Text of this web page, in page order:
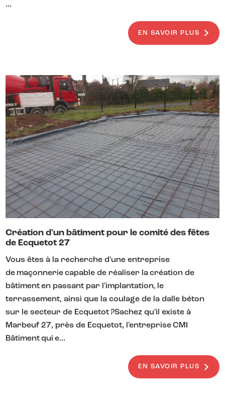
...
EN SAVOIR PLUS
Création d'un bâtiment pour le comité des fêtes
de Ecquetot 27
Vous êtes à la recherche d'une entreprise
de maçonnerie capable de réaliser la création de
bâtiment en passant par l'implantation, le
terrassement, ainsi que la coulage de la dalle béton
sur le secteur de Ecquetot ?Sachez qu'il existe à
Marbeuf 27, près de Ecquetot, l'entreprise CMI
Bâtiment qui e...
EN SAVOIR PLUS